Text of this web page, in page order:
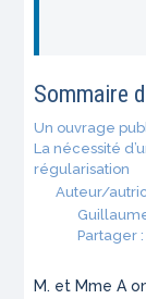
Sommaire
Un ouvrage
La nécessité
régularisation
Auteur/
Partager :
M. et Mme A